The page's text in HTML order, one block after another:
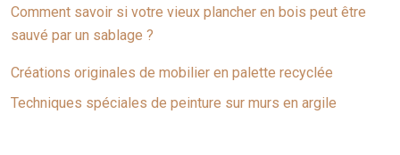
Comment savoir si votre vieux plancher en bois peut être
sauvé par un sablage ?
Créations originales de mobilier en palette recyclée
Techniques spéciales de peinture sur murs en argile